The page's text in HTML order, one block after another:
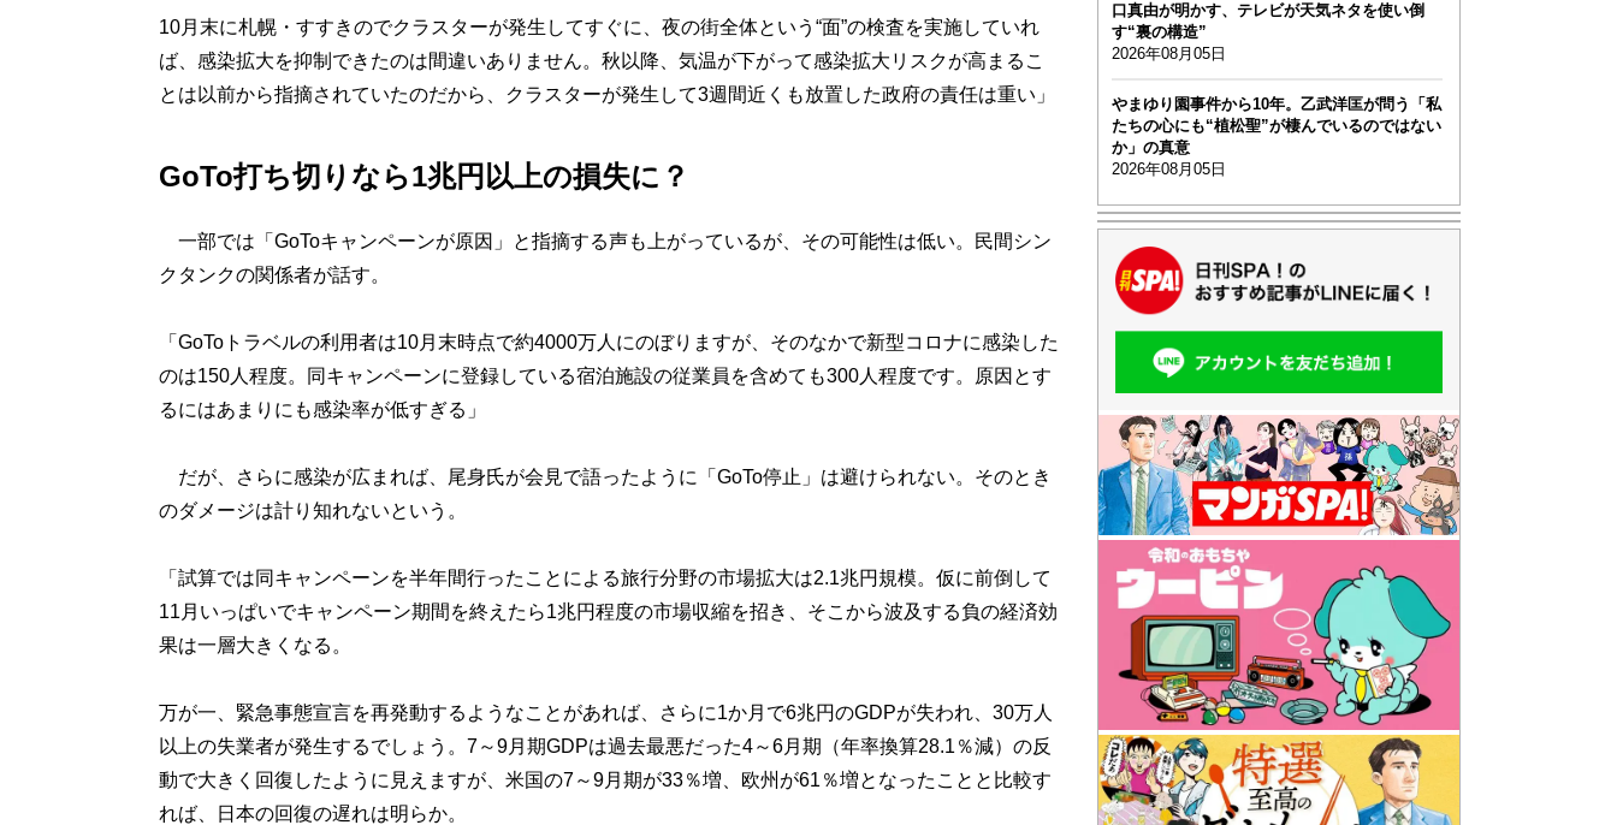
10月末に札幌・すすきのでクラスターが発生してすぐに、夜の街全体という“面”の検査を実施していれ
ば、感染拡大を抑制できたのは間違いありません。秋以降、気温が下がって感染拡大リスクが高まるこ
とは以前から指摘されていたのだから、クラスターが発生して3週間近くも放置した政府の責任は重い」
GoTo打ち切りなら1兆円以上の損失に？
一部では「GoToキャンペーンが原因」と指摘する声も上がっているが、その可能性は低い。民間シン
クタンクの関係者が話す。
「GoToトラベルの利用者は10月末時点で約4000万人にのぼりますが、そのなかで新型コロナに感染した
のは150人程度。同キャンペーンに登録している宿泊施設の従業員を含めても300人程度です。原因とす
るにはあまりにも感染率が低すぎる」
だが、さらに感染が広まれば、尾身氏が会見で語ったように「GoTo停止」は避けられない。そのとき
のダメージは計り知れないという。
「試算では同キャンペーンを半年間行ったことによる旅行分野の市場拡大は2.1兆円規模。仮に前倒して
11月いっぱいでキャンペーン期間を終えたら1兆円程度の市場収縮を招き、そこから波及する負の経済効
果は一層大きくなる。
万が一、緊急事態宣言を再発動するようなことがあれば、さらに1か月で6兆円のGDPが失われ、30万人
以上の失業者が発生するでしょう。7～9月期GDPは過去最悪だった4～6月期（年率換算28.1％減）の反
動で大きく回復したように見えますが、米国の7～9月期が33％増、欧州が61％増となったことと比較す
れば、日本の回復の遅れは明らか。
口真由が明かす、テレビが天気ネタを使い倒
す“裏の構造”
2026年08月05日
やまゆり園事件から10年。乙武洋匡が問う「私
たちの心にも“植松聖”が棲んでいるのではない
か」の真意
2026年08月05日